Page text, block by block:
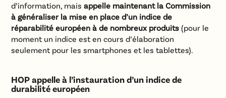
d’information, maisappelle maintenant la Commission
à généraliser la mise en place d’un indice de
réparabilité européen à de nombreux produits (pour le
moment un indice est en cours d’élaboration
seulement pour les smartphones et les tablettes).
HOP appelle à l’instauration d’un indice de
durabilité européen